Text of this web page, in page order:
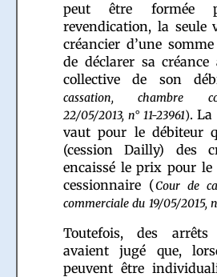
peut être formée
revendication, la seule
créancier d’une
de déclarer sa
collective de son
cassation, chambre
22/05/2013, n° 11-23961). La
vaut pour le débiteur
(cession Dailly) des
encaissé le prix pour le
cessionnaire (Cour de
commerciale du 19/05/2015,
Toutefois, des
avaient jugé que,
peuvent être